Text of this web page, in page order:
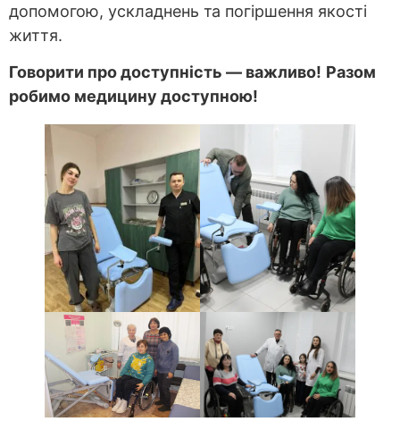
допомогою, ускладнень та погіршення якості
життя.
Говорити про доступність — важливо! Разом
робимо медицину доступною!